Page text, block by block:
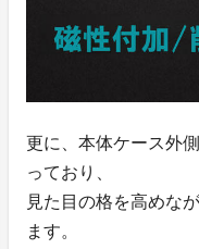
更に、本体ケース外
っており、
見た目の格を高めな
ます。